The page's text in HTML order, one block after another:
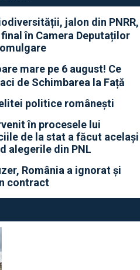
jalon din PNRR,
în Camera Deputaților
mare pe 6 august! Ce
de Schimbarea la Față
politice românești
în procesele lui
de la stat a făcut același
alegerile din PNL
România a ignorat și
contract